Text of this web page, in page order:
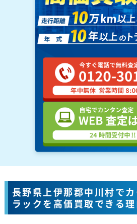
長野県上伊那郡中川村で
ラックを高価買取できる理